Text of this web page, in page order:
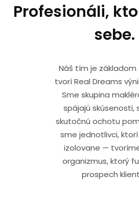
Profesionáli,
sebe.
Náš tím je základom
tvorí Real Dreams
Sme skupina
spájajú skúsenosti,
skutočnú ochotu
sme jednotlivci,
izolovane —
organizmus, ktorý
prospech